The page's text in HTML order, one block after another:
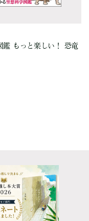
鑑 もっと楽しい！ 恐竜